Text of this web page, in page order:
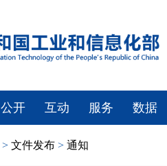
公开 互动 服务 数据
> 文件发布 > 通知